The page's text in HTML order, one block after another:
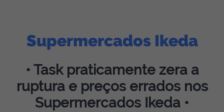
Supermercados Ikeda
• Task praticamente zera a
ruptura e preços errados nos
Supermercados Ikeda •